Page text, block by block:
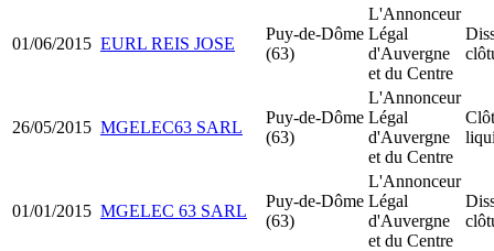
01/06/2015 EURL REIS JOSE
Puy-de-Dôme
(63)
L'Annonceur
Légal
d'Auvergne
et du Centre
26/05/2015 MGELEC63 SARL
Puy-de-Dôme
(63)
L'Annonceur
Légal
d'Auvergne
et du Centre
01/01/2015 MGELEC 63 SARL
Puy-de-Dôme
(63)
L'Annonceur
Légal
d'Auvergne
et du Centre